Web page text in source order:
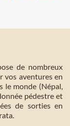
de nombreux
vos aventures en
le monde (Népal,
pédestre et
de sorties en